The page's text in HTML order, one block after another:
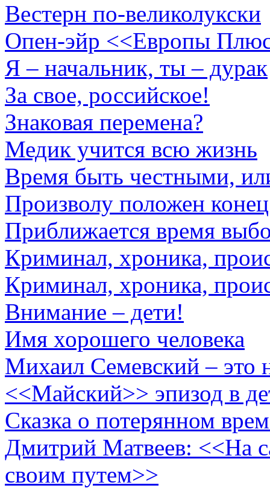
Вестерн по-великолукски
Опен-эйр <<Европы
Я – начальник, ты – дурак
За свое, российское!
Знаковая перемена?
Медик учится всю жизнь
Время быть честными,
Произволу положен
Приближается время
Криминал, хроника,
Криминал, хроника,
Внимание – дети!
Имя хорошего человека
Михаил Семевский – это
<<Майский>> эпизод в
Сказка о потерянном
Дмитрий Матвеев: <<На
своим путем>>